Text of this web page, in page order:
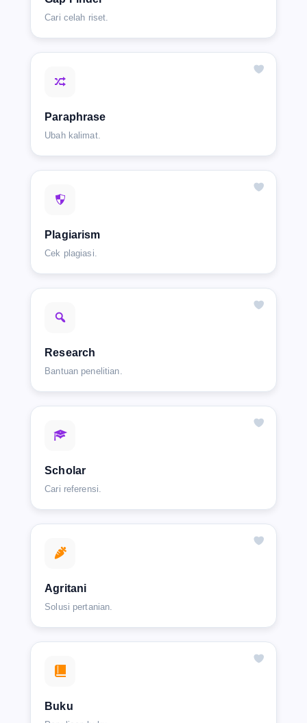
Cari celah riset.
Paraphrase
Ubah kalimat.
Plagiarism
Cek plagiasi.
Research
Bantuan penelitian.
Scholar
Cari referensi.
Agritani
Solusi pertanian.
Buku